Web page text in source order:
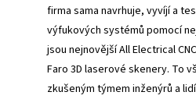
firma sama navrhuje, vyvíjí a
výfukových systémů pomocí
jsou nejnovější All Electrical
Faro 3D laserové skenery. To
zkušeným týmem inženýrů a